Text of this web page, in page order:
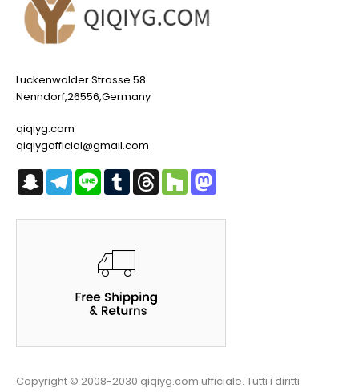
Luckenwalder Strasse 58
Nenndorf,26556,Germany
qiqiyg.com
qiqiygofficial@gmail.com
SnapchatTelegram
Line TumblrThreadsHouzz
Copyright © 2008-2030 qiqiyg.com ufficiale. Tutti i diritti